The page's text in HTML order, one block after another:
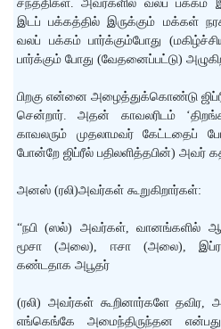
சந்ததிகள். அவர்களில் வலப் பக்கம்
இடப் பக்கத்தில் இருக்கும் மக்கள்
வலப் பக்கம் பார்க்கும்போது
பார்க்கும் போது (வேதனைப்பட்டு)
பிறகு என்னை அழைத்துக்கொண்டு
சென்றார். அதன் காவலரிடம்
காவலரும் முதலாமவர் கேட்டதைப்
போன்றே ஜிப்ரீல் பதிலளித்தபின்) அவர்
அனஸ் (ரலி)அவர்கள் கூறுகிறார்கள்:
“நபி (ஸல்) அவர்கள்,
மூசா (அலை), ஈசா (அலை),
கண்டதாக அபூதர்
(ரலி) அவர்கள் கூறினார்களே தவிர,
எங்கெங்கே அமைந்திருந்தன